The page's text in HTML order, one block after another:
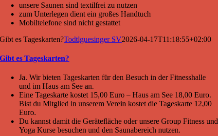
unsere Saunen sind textilfrei zu nutzen
zum Unterlegen dient ein großes Handtuch
Mobiltelefone sind nicht gestattet
Gibt es Tageskarten?Todtlguesinger SV2026-04-17T11:18:55+02:00
Gibt es Tageskarten?
Ja. Wir bieten Tageskarten für den Besuch in der Fitnesshalle
und im Haus am See an.
Eine Tageskarte kostet 15,00 Euro – Haus am See 18,00 Euro.
Bist du Mitglied in unserem Verein kostet die Tageskarte 12,00
Euro.
Du kannst damit die Gerätefläche oder unsere Group Fitness und
Yoga Kurse besuchen und den Saunabereich nutzen.